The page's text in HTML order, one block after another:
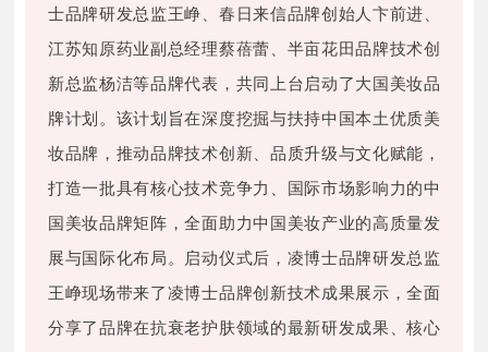
士品牌研发总监王峥、春日来信品牌创始人卞前进、
江苏知原药业副总经理蔡蓓蕾、半亩花田品牌技术创
新总监杨洁等品牌代表，共同上台启动了大国美妆品
牌计划。该计划旨在深度挖掘与扶持中国本土优质美
妆品牌，推动品牌技术创新、品质升级与文化赋能，
打造一批具有核心技术竞争力、国际市场影响力的中
国美妆品牌矩阵，全面助力中国美妆产业的高质量发
展与国际化布局。启动仪式后，凌博士品牌研发总监
王峥现场带来了凌博士品牌创新技术成果展示，全面
分享了品牌在抗衰老护肤领域的最新研发成果、核心